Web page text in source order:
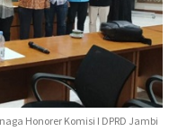
Honorer Komisi I DPRD Jambi